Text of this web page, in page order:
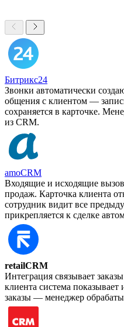
Битрикс24
Звонки автоматически
общения с клиентом —
сохраняется в карточке.
из CRM.
amoCRM
Входящие и исходящие
продаж. Карточка клиента
сотрудник видит все
прикрепляется к сделке
retailCRM
Интеграция связывает
клиента система
заказы — менеджер